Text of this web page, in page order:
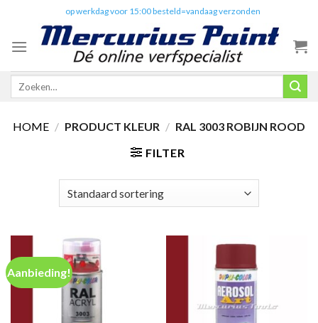
content
op werkdag voor 15:00 besteld=vandaag verzonden
Zoeken
HOME / PRODUCT KLEUR / RAL 3003 ROBIJN ROOD
FILTER
Aanbieding!